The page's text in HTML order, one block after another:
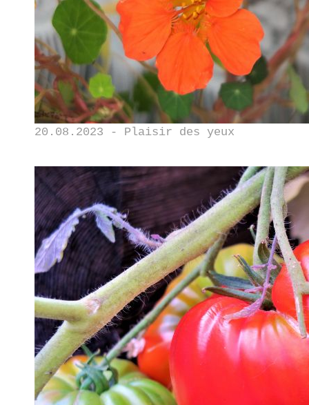
20.08.2023 - Plaisir des yeux